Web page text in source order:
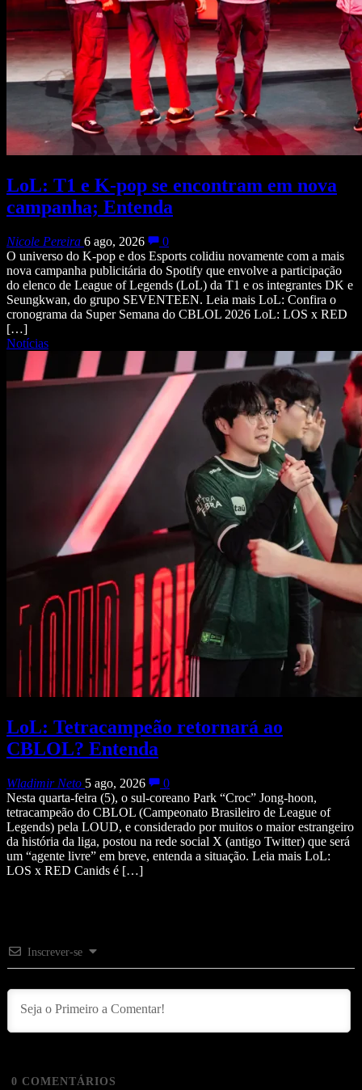
LoL: T1 e K-pop se encontram em nova
campanha; Entenda
Nicole Pereira 6 ago, 2026
0
O universo do K-pop e dos Esports colidiu novamente com a mais
nova campanha publicitária do Spotify que envolve a participação
do elenco de League of Legends (LoL) da T1 e os integrantes DK e
Seungkwan, do grupo SEVENTEEN. Leia mais LoL: Confira o
cronograma da Super Semana do CBLOL 2026 LoL: LOS x RED
[…]
Notícias
LoL: Tetracampeão retornará ao
CBLOL? Entenda
Wladimir Neto 5 ago, 2026
0
Nesta quarta-feira (5), o sul-coreano Park “Croc” Jong-hoon,
tetracampeão do CBLOL (Campeonato Brasileiro de League of
Legends) pela LOUD, e considerado por muitos o maior estrangeiro
da história da liga, postou na rede social X (antigo Twitter) que será
um “agente livre” em breve, entenda a situação. Leia mais LoL:
LOS x RED Canids é […]
Inscrever-se
0 COMENTÁRIOS